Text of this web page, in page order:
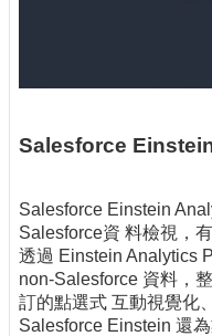
Salesforce
Salesforce Einstein
Salesforce資 料檢視，
透過 Einstein Analytics
non-Salesforce 資料，
訂的點選式 互動視覺化
Salesforce Einstein 還